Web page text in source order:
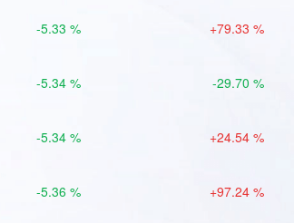
-5.33 % +79.33 %
-5.34 % -29.70 %
-5.34 % +24.54 %
-5.36 % +97.24 %